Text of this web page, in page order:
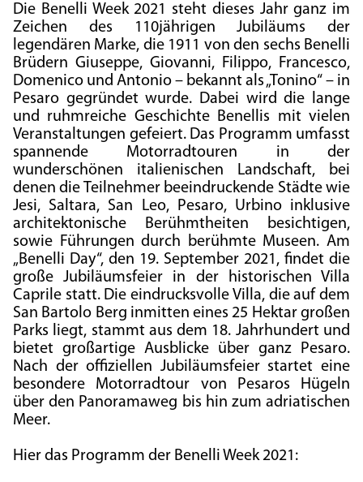
Die Benelli Week 2021 steht dieses Jahr ganz im
Zeichen des 110jährigen Jubiläums der
legendären Marke, die 1911 von den sechs Benelli
Brüdern Giuseppe, Giovanni, Filippo, Francesco,
Domenico und Antonio – bekannt als „Tonino“ – in
Pesaro gegründet wurde. Dabei wird die lange
und ruhmreiche Geschichte Benellis mit vielen
Veranstaltungen gefeiert. Das Programm umfasst
spannende Motorradtouren in der
wunderschönen italienischen Landschaft, bei
denen die Teilnehmer beeindruckende Städte wie
Jesi, Saltara, San Leo, Pesaro, Urbino inklusive
architektonische Berühmtheiten besichtigen,
sowie Führungen durch berühmte Museen. Am
„Benelli Day“, den 19. September 2021, findet die
große Jubiläumsfeier in der historischen Villa
Caprile statt. Die eindrucksvolle Villa, die auf dem
San Bartolo Berg inmitten eines 25 Hektar großen
Parks liegt, stammt aus dem 18. Jahrhundert und
bietet großartige Ausblicke über ganz Pesaro.
Nach der offiziellen Jubiläumsfeier startet eine
besondere Motorradtour von Pesaros Hügeln
über den Panoramaweg bis hin zum adriatischen
Meer.
Hier das Programm der Benelli Week 2021: